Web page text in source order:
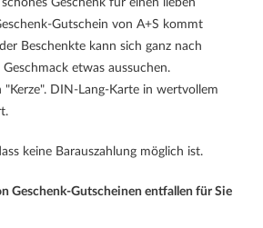
Geschenk für einen lieben
Gutschein von A+S kommt
Beschenkte kann sich ganz nach
etwas aussuchen.
"Kerze". DIN-Lang-Karte in wertvollem
keine Barauszahlung möglich ist.
Geschenk-Gutscheinen entfallen für Sie